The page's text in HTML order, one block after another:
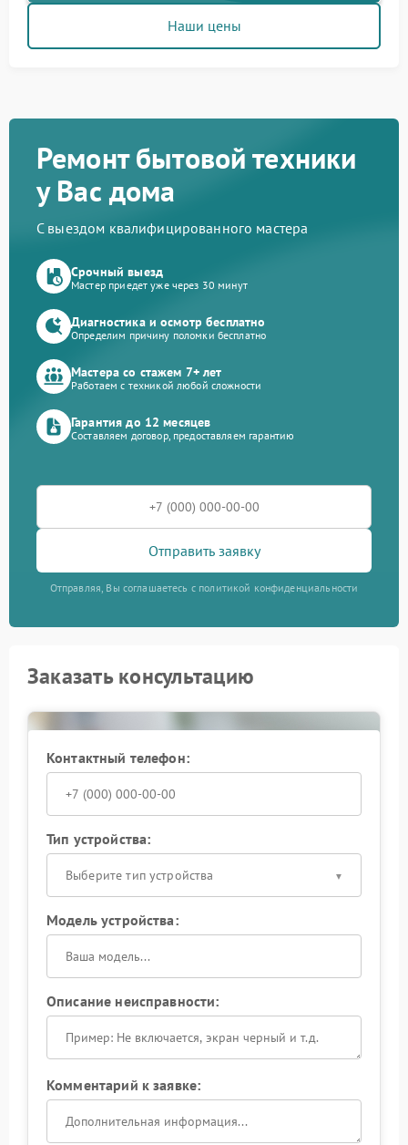
Наши цены
Ремонт бытовой техники
у Вас дома
С выездом квалифицированного мастера
Срочный выезд
Мастер приедет уже через 30 минут
Диагностика и осмотр бесплатно
Определим причину поломки бесплатно
Мастера со стажем 7+ лет
Работаем с техникой любой сложности
Гарантия до 12 месяцев
Составляем договор, предоставляем гарантию
Отправить заявку
Отправляя, Вы соглашаетесь с политикой конфиденциальности
Заказать консультацию
Контактный телефон:
Тип устройства:
Выберите тип устройства
Модель устройства:
Описание неисправности:
Комментарий к заявке: